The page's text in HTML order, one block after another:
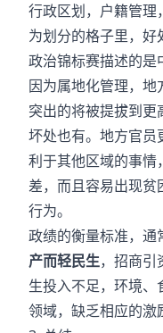
行政区划，户籍管理
为划分的格子里，好
政治锦标赛描述的是
因为属地化管理，
突出的将被提拔到更
坏处也有。地方官员
利于其他区域的事情
差，而且容易出现贫
行为。
政绩的衡量标准，通
产而轻民生，招商引
生投入不足，环境
领域，缺乏相应的激